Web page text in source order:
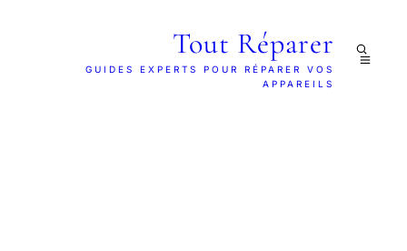
Tout Réparer
GUIDES EXPERTS POUR RÉPARER VOS
APPAREILS